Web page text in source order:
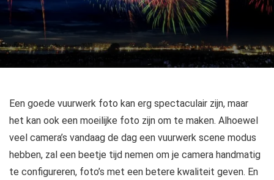
Een goede vuurwerk foto kan erg spectaculair zijn, maar
het kan ook een moeilijke foto zijn om te maken. Alhoewel
veel camera’s vandaag de dag een vuurwerk scene modus
hebben, zal een beetje tijd nemen om je camera handmatig
te configureren, foto’s met een betere kwaliteit geven. En